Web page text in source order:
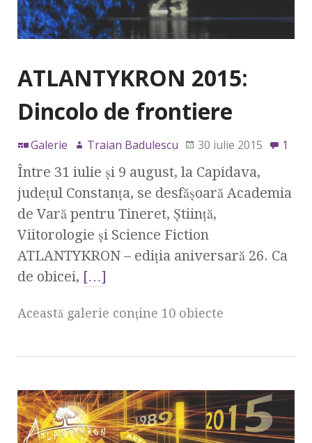
ATLANTYKRON 2015:
Dincolo de frontiere
Galerie Traian Badulescu 30 iulie 2015 1
Între 31 iulie şi 9 august, la Capidava,
judeţul Constanţa, se desfăşoară Academia
de Vară pentru Tineret, Ştiinţă,
Viitorologie şi Science Fiction
ATLANTYKRON – ediţia aniversară 26. Ca
de obicei, […]
Această galerie conţine 10 obiecte